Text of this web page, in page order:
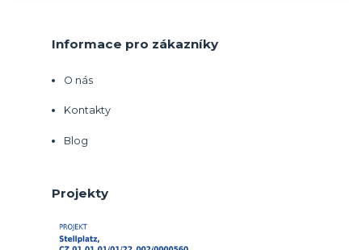
Informace pro zákazníky
O nás
Kontakty
Blog
Projekty